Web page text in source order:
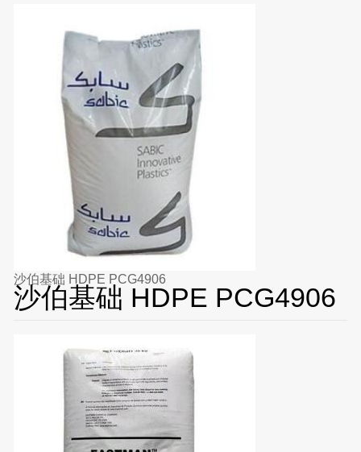
沙伯基础 HDPE PCG4906
沙伯基础 HDPE PCG4906